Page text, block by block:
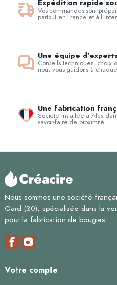
Expédition rapide
Vos commandes sont
partout en France et à
Une équipe
Conseils techniques, choix
nous vous guidons à
Une fabrication
Société installée à Alès
savoir-faire de proximité.
Nous sommes une société
Gard (30), spécialisée dans la
pour la fabrication de bougies.
Votre compte